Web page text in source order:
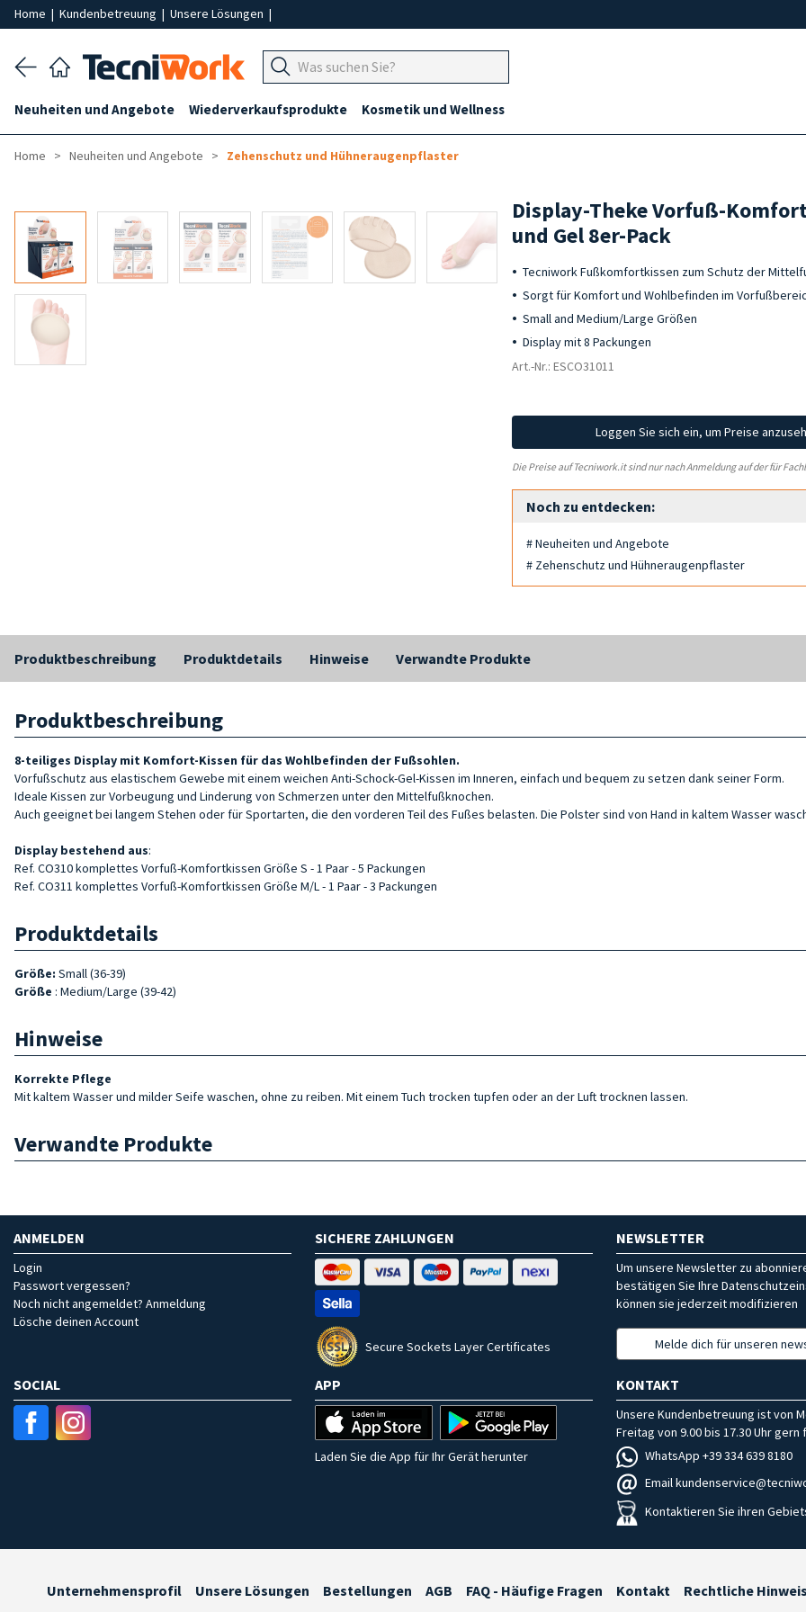
Home | Kundenbetreuung | Unsere Lösungen |
Neuheiten und Angebote Wiederverkaufsprodukte Kosmetik und Wellness
Home Neuheiten und Angebote Zehenschutz und Hühneraugenpflaster
-50%
-8%
Display-Theke Vorfuß-
und Gel 8er-Pack
Tecniwork Fußkomfortkissen zum Schutz der
Sorgt für Komfort und Wohlbefinden im
Small and Medium/Large Größen
Display mit 8 Packungen
Art.-Nr.: ESCO31011
Loggen Sie sich ein, um Preise
Die Preise auf Tecniwork.it sind nur nach Anmeldung auf der für
Noch zu entdecken:
# Neuheiten und Angebote
# Zehenschutz und Hühneraugenpflaster
Produktbeschreibung Produktdetails Hinweise Verwandte Produkte
Produktbeschreibung
8-teiliges Display mit Komfort-Kissen für das Wohlbefinden der Fußsohlen.
Vorfußschutz aus elastischem Gewebe mit einem weichen Anti-Schock-Gel-Kissen im Inneren, einfach und bequem zu setzen dank seiner Form.
Ideale Kissen zur Vorbeugung und Linderung von Schmerzen unter den Mittelfußknochen.
Auch geeignet bei langem Stehen oder für Sportarten, die den vorderen Teil des Fußes belasten. Die Polster sind von Hand in kaltem Wasser
Display bestehend aus:
Ref. CO310 komplettes Vorfuß-Komfortkissen Größe S - 1 Paar - 5 Packungen
Ref. CO311 komplettes Vorfuß-Komfortkissen Größe M/L - 1 Paar - 3 Packungen
Produktdetails
Größe: Small (36-39)
Größe : Medium/Large (39-42)
Hinweise
Korrekte Pflege
Mit kaltem Wasser und milder Seife waschen, ohne zu reiben. Mit einem Tuch trocken tupfen oder an der Luft trocknen lassen.
Verwandte Produkte
ANMELDEN
Login
Passwort vergessen?
Noch nicht angemeldet? Anmeldung
Lösche deinen Account
SICHERE ZAHLUNGEN
Secure Sockets Layer Certificates
NEWSLETTER
Um unsere Newsletter zu
bestätigen Sie Ihre
können sie jederzeit modifizieren
Melde dich für unseren
SOCIAL APP
Laden Sie die App für Ihr Gerät herunter
KONTAKT
Unsere Kundenbetreuung ist von
Freitag von 9.00 bis 17.30 Uhr gern
WhatsApp +39 334 639 8180
Email
Kontaktieren Sie ihren
Unternehmensprofil Unsere Lösungen Bestellungen AGB FAQ - Häufige Fragen Kontakt Rechtliche